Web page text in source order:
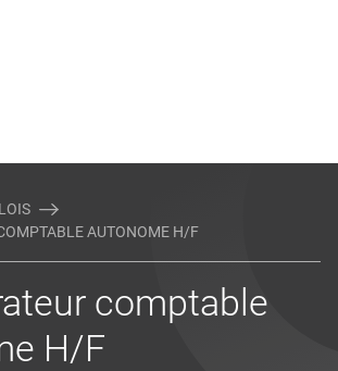
AUTONOME H/F
comptable
H/F